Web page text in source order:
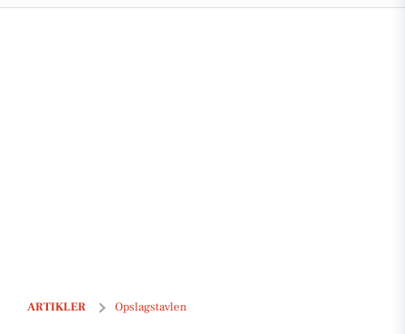
ARTIKLER Opslagstavlen
Nyt fra FREDERICIA VINHANDEL